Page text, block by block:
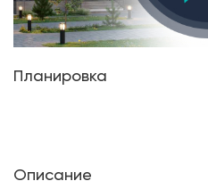
Планировка
Описание